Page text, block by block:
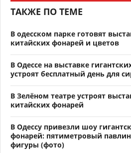
ТАКЖЕ ПО ТЕМЕ
В одесском парке готовят
китайских фонарей и цветов
В Одессе на выставке
устроят бесплатный день для
В Зелёном театре устроят
китайских фонарей
В Одессу привезли шоу
фонарей: пятиметровый
фигуры (фото)